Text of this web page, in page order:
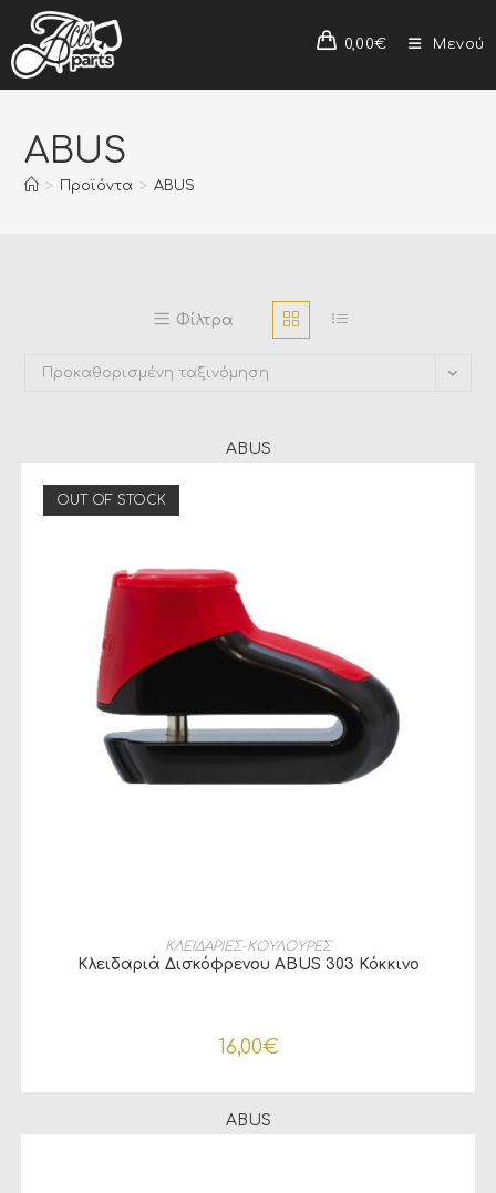
0,00€ Μενού
ABUS
> Προϊόντα > ABUS
Φίλτρα
Προκαθορισμένη ταξινόμηση
ABUS
OUT OF STOCK
ΔΙΑΒΆΣΤΕ ΠΕΡΙΣΣΌΤΕΡΑ
ΚΛΕΙΔΑΡΙΕΣ-ΚΟΥΛΟΥΡΕΣ
Κλειδαριά Δισκόφρενου ABUS 303 Κόκκινο
16,00€
ABUS